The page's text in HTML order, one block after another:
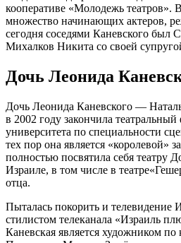
кооперативе «Молодежь театров».
множество начинающих актеров,
сегодня соседями Каневского был
Михалков Никита со своей
Дочь Леонида
Дочь Леонида Каневского —
в 2002 году закончила
университета по специальности
тех пор она является «королевой»
полностью посвятила себя театру
Израиле, в том числе в
отца.
Пыталась покорить и телевидение
стилистом телеканала «Израиль
Каневская является художником